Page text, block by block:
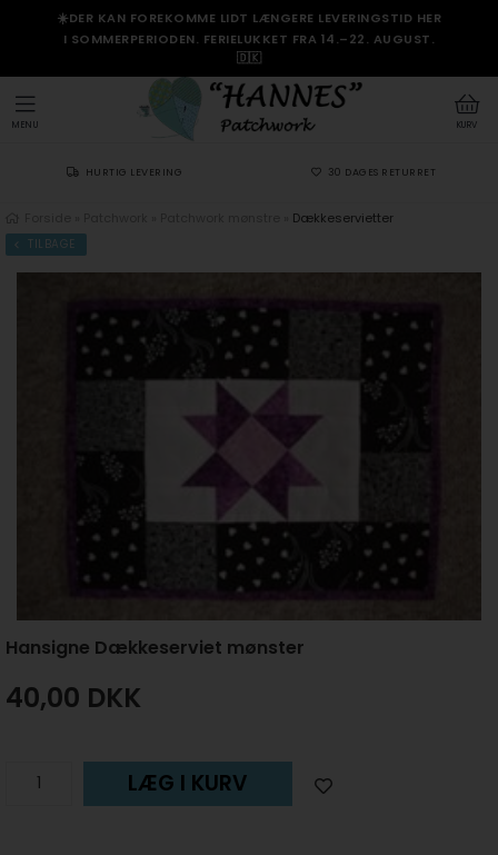
☀️DER KAN FOREKOMME LIDT LÆNGERE LEVERINGSTID HER
I SOMMERPERIODEN. FERIELUKKET FRA 14.–22. AUGUST.
🇩🇰
KURV
MENU
HURTIG LEVERING 30 DAGES RETURRET
Dækkeservietter
TILBAGE
Hansigne Dækkeserviet mønster
40,00 DKK
LÆG I KURV